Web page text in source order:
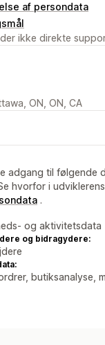
af persondata
ikke direkte
ON, ON, CA
adgang til følgende
hvorfor i udviklerens
.
og aktivitetsdata
og bidragydere:
butiksanalyse,